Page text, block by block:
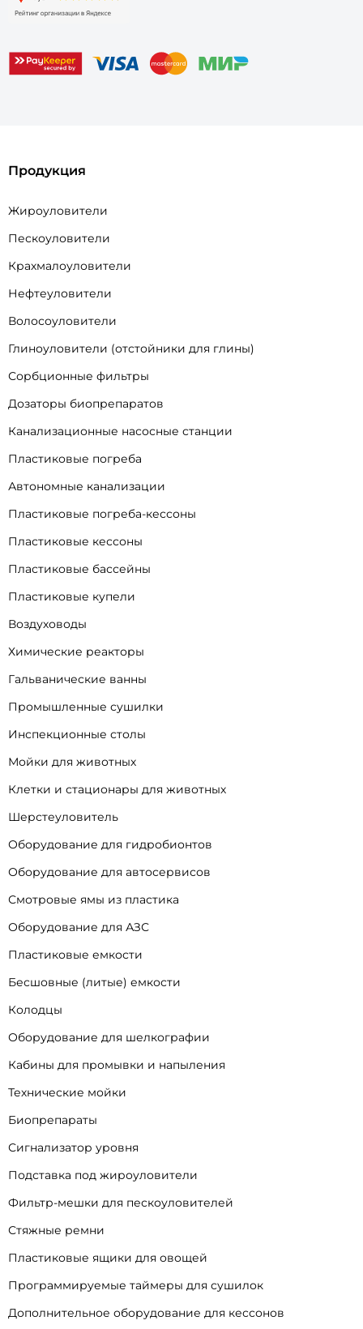
Продукция
Жироуловители
Пескоуловители
Крахмалоуловители
Нефтеуловители
Волосоуловители
Глиноуловители (отстойники для глины)
Сорбционные фильтры
Дозаторы биопрепаратов
Канализационные насосные станции
Пластиковые погреба
Автономные канализации
Пластиковые погреба-кессоны
Пластиковые кессоны
Пластиковые бассейны
Пластиковые купели
Воздуховоды
Химические реакторы
Гальванические ванны
Промышленные сушилки
Инспекционные столы
Мойки для животных
Клетки и стационары для животных
Шерстеуловитель
Оборудование для гидробионтов
Оборудование для автосервисов
Смотровые ямы из пластика
Оборудование для АЗС
Пластиковые емкости
Бесшовные (литые) емкости
Колодцы
Оборудование для шелкографии
Кабины для промывки и напыления
Технические мойки
Биопрепараты
Сигнализатор уровня
Подставка под жироуловители
Фильтр-мешки для пескоуловителей
Стяжные ремни
Пластиковые ящики для овощей
Программируемые таймеры для сушилок
Дополнительное оборудование для кессонов